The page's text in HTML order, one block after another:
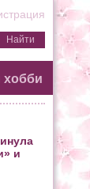
и
хобби